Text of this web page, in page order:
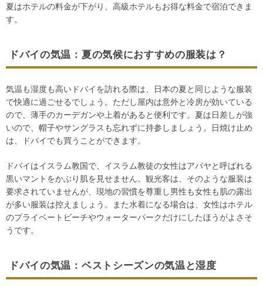
夏はホテルの料金が下がり、高級ホテルもお得な料金で宿泊できま
す。
ドバイの気温：夏の気候におすすめの服装は？
気温も湿度も高いドバイを訪れる際は、日本の夏と同じような服装
で快適に過ごせるでしょう。ただし屋内は意外と冷房が効いている
ので、薄手のカーデガンや上着があると便利です。夏は日差しが強
いので、帽子やサングラスも忘れずに持参しましょう。日焼け止め
は、ドバイでも買うことができます。
ドバイはイスラム教国で、イスラム教徒の女性はアバヤと呼ばれる
黒いマントをかぶり肌を見せません。観光客は、そのような服装は
要求されていませんが、現地の習慣を尊重し男性も女性も肌の露出
が多い服装は控えましょう。また水着になる場合は、女性はホテル
のプライベートビーチやウォーターパークだけにしたほうがよさそ
うです。
ドバイの気温：ベストシーズンの気温と湿度